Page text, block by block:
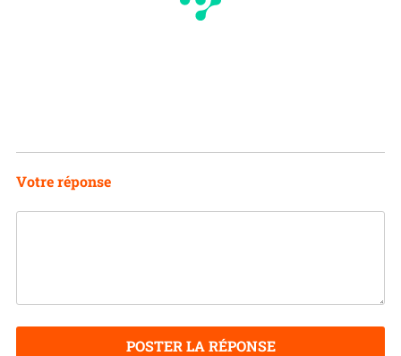
Votre réponse
POSTER LA RÉPONSE